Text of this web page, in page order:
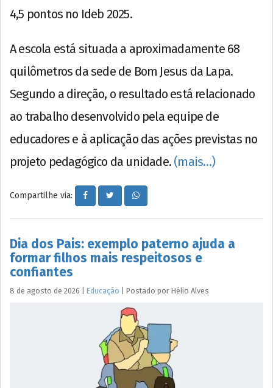
4,5 pontos no Ideb 2025.
A escola está situada a aproximadamente 68
quilômetros da sede de Bom Jesus da Lapa.
Segundo a direção, o resultado está relacionado
ao trabalho desenvolvido pela equipe de
educadores e à aplicação das ações previstas no
projeto pedagógico da unidade. (mais…)
Compartilhe via:
Dia dos Pais: exemplo paterno ajuda a
formar filhos mais respeitosos e
confiantes
8 de agosto de 2026 Educação Postado por Hélio Alves